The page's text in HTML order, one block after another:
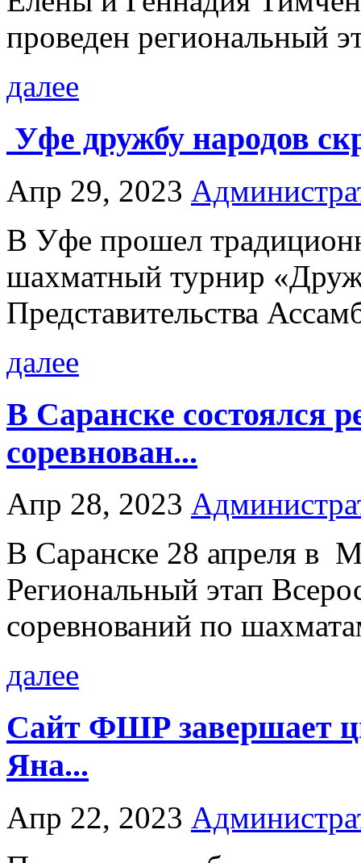
проведен региональный
далее
Уфе дружбу народов
Апр 29, 2023
В Уфе прошел
шахматный турнир
Представительства
далее
В Саранске состоялся
соревнован...
Апр 28, 2023
В Саранске 28 апреля в
Региональный этап
соревнований по
далее
Сайт ФШР завершает
Яна...
Апр 22, 2023